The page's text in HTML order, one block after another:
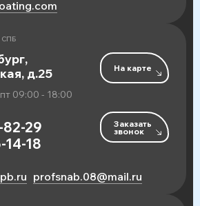
д.25
09:00 - 18:00
На карте
82-29
14-18
Заказать
звонок
profsnab.08@mail.ru